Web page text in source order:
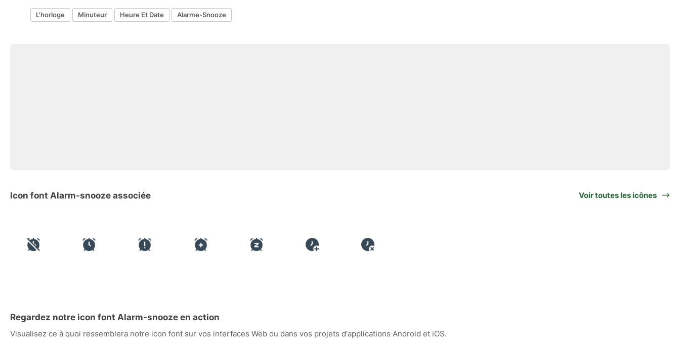
L'horloge Minuteur Heure Et Date Alarme-Snooze
Icon font Alarm-snooze associée Voir toutes les icônes
Regardez notre icon font Alarm-snooze en action
Visualisez ce à quoi ressemblera notre icon font sur vos interfaces Web ou dans vos projets d'applications Android et iOS.